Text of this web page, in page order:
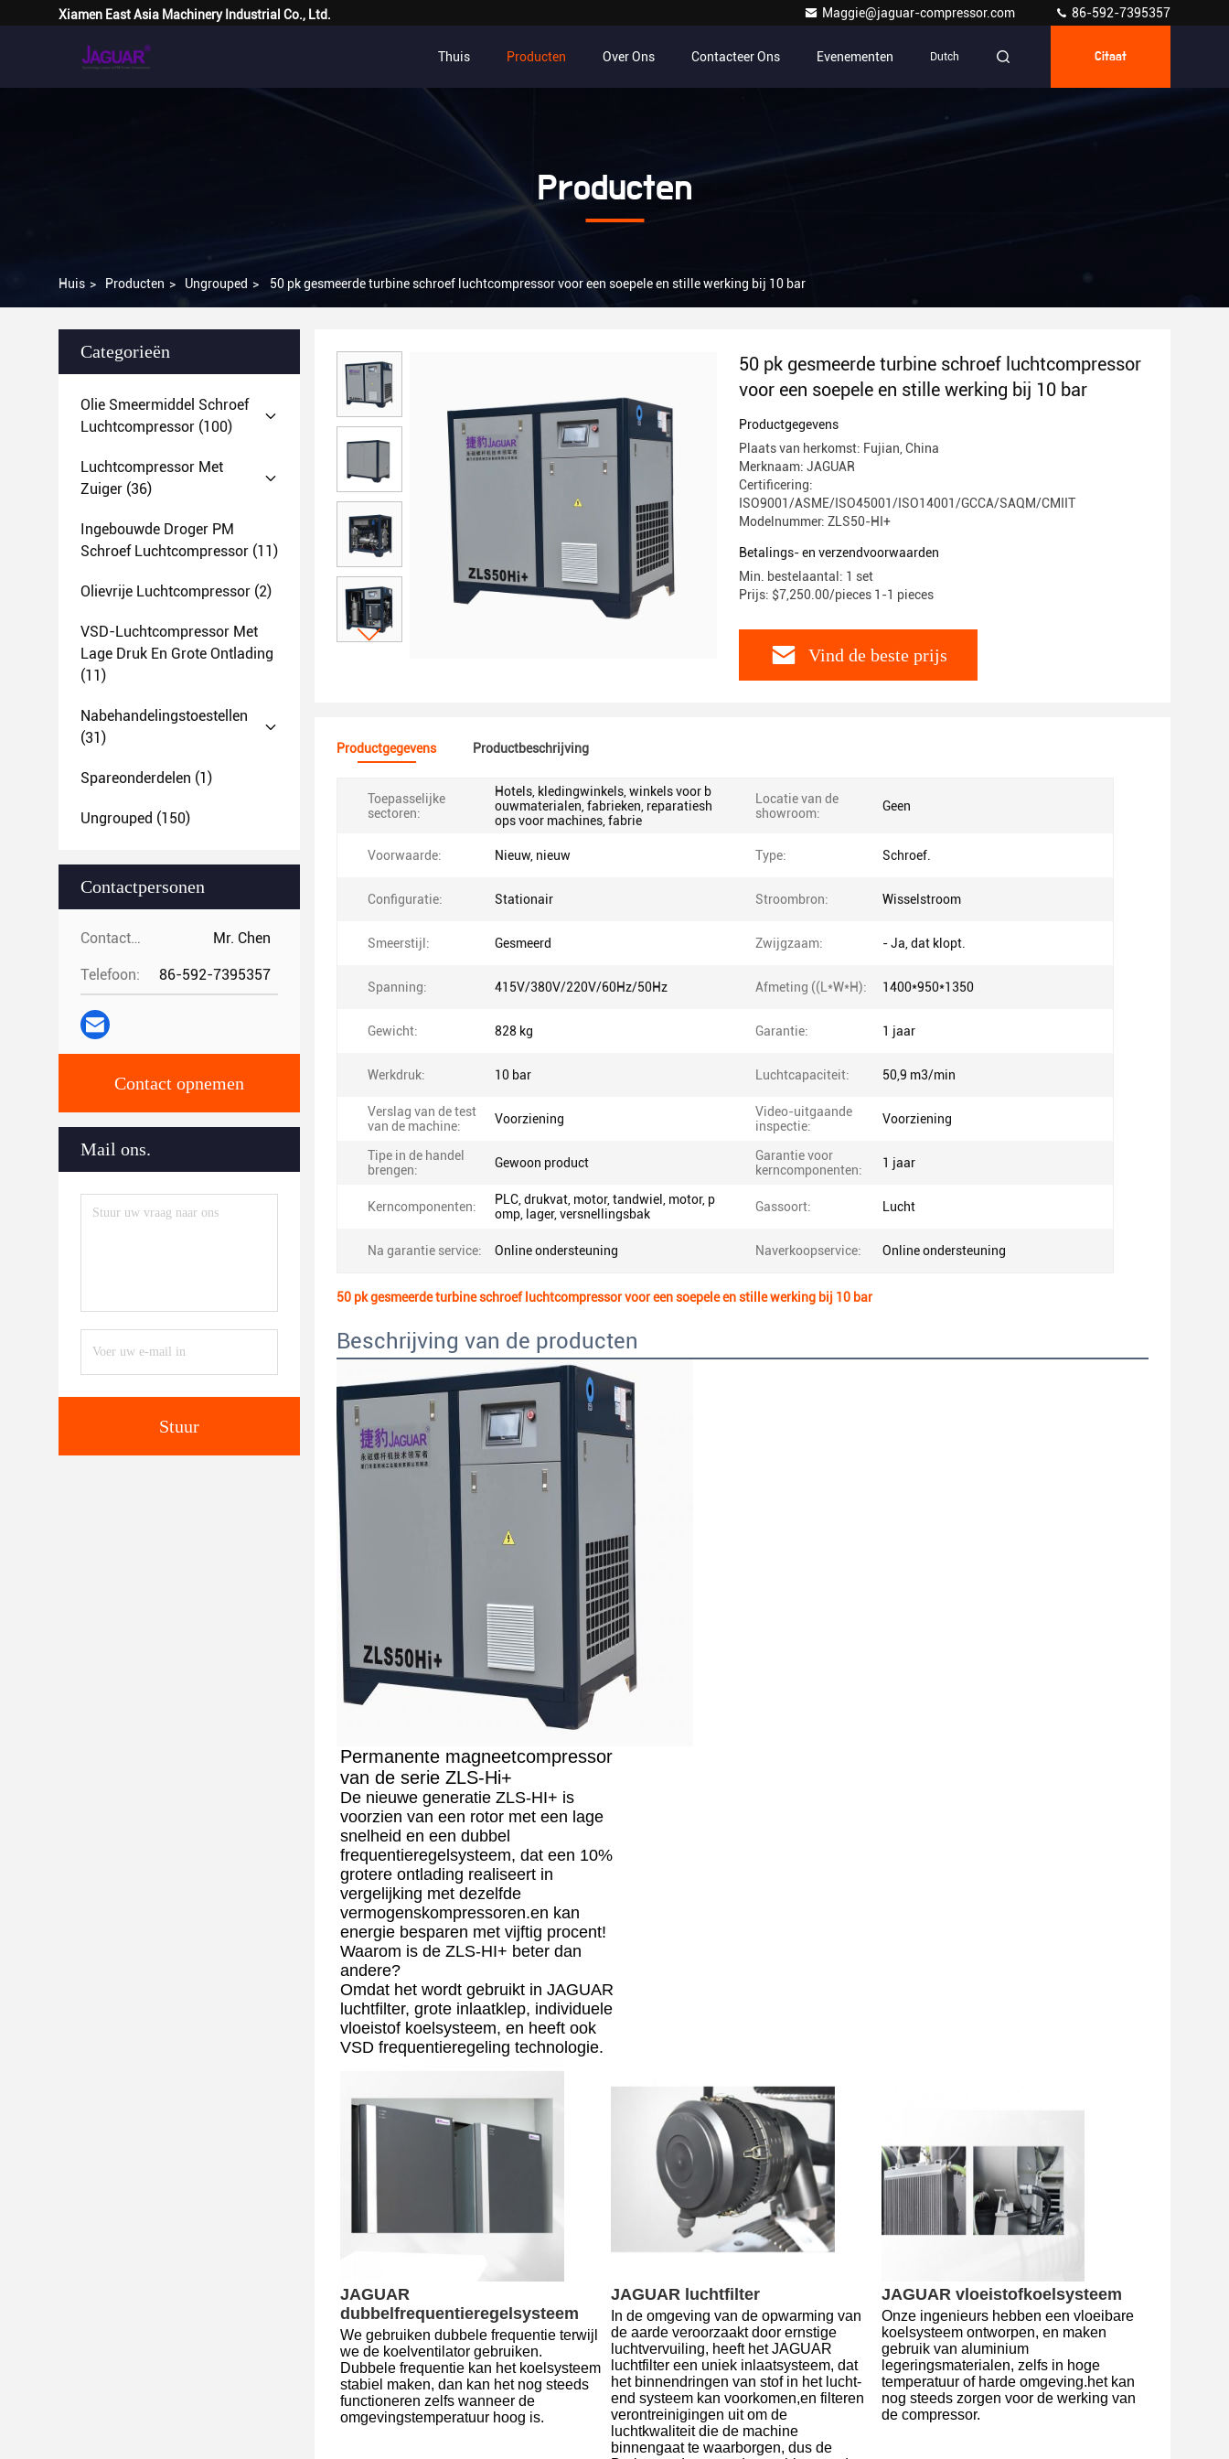
Xiamen East Asia Machinery Industrial Co., Ltd. Maggie@jaguar-compressor.com 86-592-7395357
Thuis Producten Over Ons Contacteer Ons Evenementen Dutch Citaat
Producten
Huis > Producten > Ungrouped > 50 pk gesmeerde turbine schroef luchtcompressor voor een soepele en stille werking bij 10 bar
Categorieën
Olie Smeermiddel Schroef
Luchtcompressor (100)
Luchtcompressor Met
Zuiger (36)
Ingebouwde Droger PM
Schroef Luchtcompressor (11)
Olievrije Luchtcompressor (2)
VSD-Luchtcompressor Met
Lage Druk En Grote Ontlading
(11)
Nabehandelingstoestellen
(31)
Spareonderdelen (1)
Ungrouped (150)
Contactpersonen
Contactpersonen: Mr. Chen
Telefoon: 86-592-7395357
Contact opnemen
Mail ons.
Stuur
50 pk gesmeerde turbine schroef luchtcompressor
voor een soepele en stille werking bij 10 bar
Productgegevens
Plaats van herkomst: Fujian, China
Merknaam: JAGUAR
Certificering:
ISO9001/ASME/ISO45001/ISO14001/GCCA/SAQM/CMIIT
Modelnummer: ZLS50-HI+
Betalings- en verzendvoorwaarden
Min. bestelaantal: 1 set
Prijs: $7,250.00/pieces 1-1 pieces
Vind de beste prijs
Productgegevens Productbeschrijving
Toepasselijke
sectoren:
Hotels, kledingwinkels, winkels voor b
ouwmaterialen, fabrieken, reparatiesh
ops voor machines, fabrie
Locatie van de
showroom:
Geen
Voorwaarde: Nieuw, nieuw Type: Schroef.
Configuratie: Stationair Stroombron: Wisselstroom
Smeerstijl: Gesmeerd Zwijgzaam: - Ja, dat klopt.
Spanning: 415V/380V/220V/60Hz/50Hz Afmeting ((L*W*H): 1400*950*1350
Gewicht: 828 kg Garantie: 1 jaar
Werkdruk: 10 bar Luchtcapaciteit: 50,9 m3/min
Verslag van de test
van de machine:
Voorziening
Video-uitgaande
inspectie:
Voorziening
Tipe in de handel
brengen:
Gewoon product
Garantie voor
kerncomponenten:
1 jaar
Kerncomponenten:
PLC, drukvat, motor, tandwiel, motor, p
omp, lager, versnellingsbak
Gassoort: Lucht
Na garantie service: Online ondersteuning Naverkoopservice: Online ondersteuning
50 pk gesmeerde turbine schroef luchtcompressor voor een soepele en stille werking bij 10 bar
Beschrijving van de producten
Permanente magneetcompressor
van de serie ZLS-Hi+
De nieuwe generatie ZLS-HI+ is
voorzien van een rotor met een lage
snelheid en een dubbel
frequentieregelsysteem, dat een 10%
grotere ontlading realiseert in
vergelijking met dezelfde
vermogenskompressoren.en kan
energie besparen met vijftig procent!
Waarom is de ZLS-HI+ beter dan
andere?
Omdat het wordt gebruikt in JAGUAR
luchtfilter, grote inlaatklep, individuele
vloeistof koelsysteem, en heeft ook
VSD frequentieregeling technologie.
JAGUAR
dubbelfrequentieregelsysteem
We gebruiken dubbele frequentie terwijl
we de koelventilator gebruiken.
Dubbele frequentie kan het koelsysteem
stabiel maken, dan kan het nog steeds
functioneren zelfs wanneer de
omgevingstemperatuur hoog is.
JAGUAR luchtfilter
In de omgeving van de opwarming van
de aarde veroorzaakt door ernstige
luchtvervuiling, heeft het JAGUAR
luchtfilter een uniek inlaatsysteem, dat
het binnendringen van stof in het lucht-
end systeem kan voorkomen,en filteren
verontreinigingen uit om de
luchtkwaliteit die de machine
binnengaat te waarborgen, dus de
JAGUAR vloeistofkoelsysteem
Onze ingenieurs hebben een vloeibare
koelsysteem ontworpen, en maken
gebruik van aluminium
legeringsmaterialen, zelfs in hoge
temperatuur of harde omgeving.het kan
nog steeds zorgen voor de werking van
de compressor.